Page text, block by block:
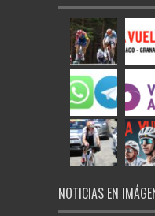
NOTICIAS EN